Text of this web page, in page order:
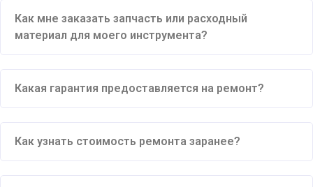
Как мне заказать запчасть или расходный
материал для моего инструмента?
Какая гарантия предоставляется на ремонт?
Как узнать стоимость ремонта заранее?